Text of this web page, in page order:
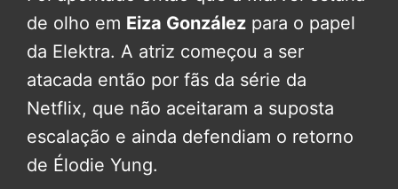
de olho em Eiza González para o papel
da Elektra. A atriz começou a ser
atacada então por fãs da série da
Netflix, que não aceitaram a suposta
escalação e ainda defendiam o retorno
de Élodie Yung.